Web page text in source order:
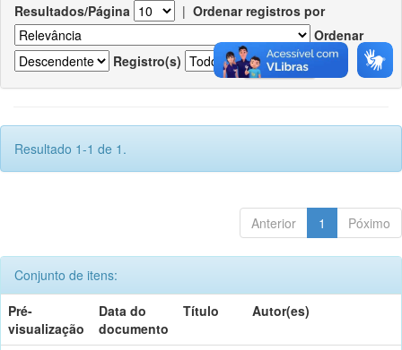
Resultados/Página | Ordenar registros por
Ordenar
Registro(s)
Resultado 1-1 de 1.
Anterior 1 Póximo
Conjunto de itens:
Pré-
visualização
Data do
documento
Título Autor(es)